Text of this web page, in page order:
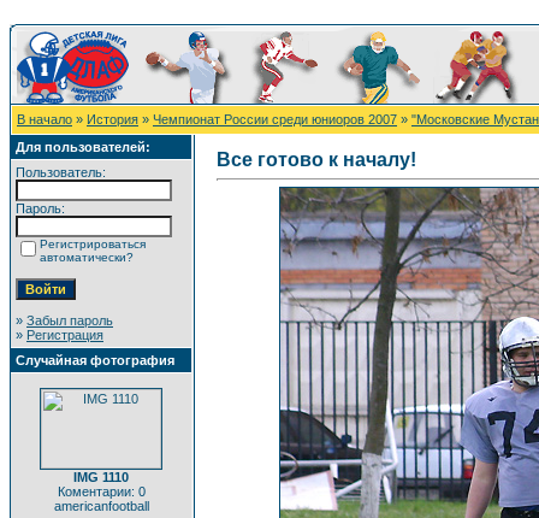
В начало » История » Чемпионат России среди юниоров 2007 » "Московские
Для пользователей:
Пользователь:
Пароль:
Регистрироваться
автоматически?
» Забыл пароль
» Регистрация
Случайная фотография
IMG 1110
Коментарии: 0
americanfootball
Все готово к началу!